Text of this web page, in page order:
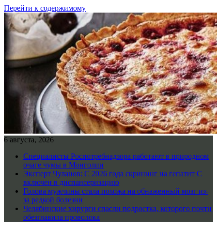
Перейти к содержимому
6 августа, 2026
Специалисты Роспотребнадзора работают в природном
очаге чумы в Монголии
Эксперт Чуланов: С 2026 года скрининг на гепатит С
включен в диспансеризацию
Голова мужчины стала похожа на обнаженный мозг из-
за редкой болезни
Челябинские хирурги спасли подростка, которого почти
обезглавила проволока